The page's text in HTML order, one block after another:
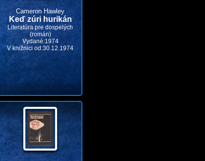
Cameron Hawley
Keď zúri hurikán
Literatúra pre dospelých
(román)
Vydané:1974
V knižnici od:30.12.1974